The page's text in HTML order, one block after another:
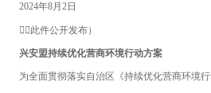
2024年8月2日
（此件公开发布）
兴安盟持续优化营商环境行动方案
为全面贯彻落实自治区《持续优化营商环境行